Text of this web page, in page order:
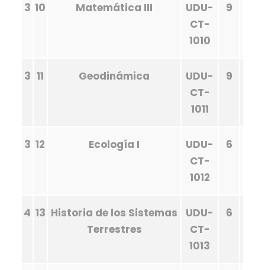
3 10 Matemática III
UDU-
CT-
1010
9
3 11 Geodinámica
UDU-
CT-
1011
9
3 12 Ecología I
UDU-
CT-
1012
6
4 13 Historia de los Sistemas
Terrestres
UDU-
CT-
1013
6